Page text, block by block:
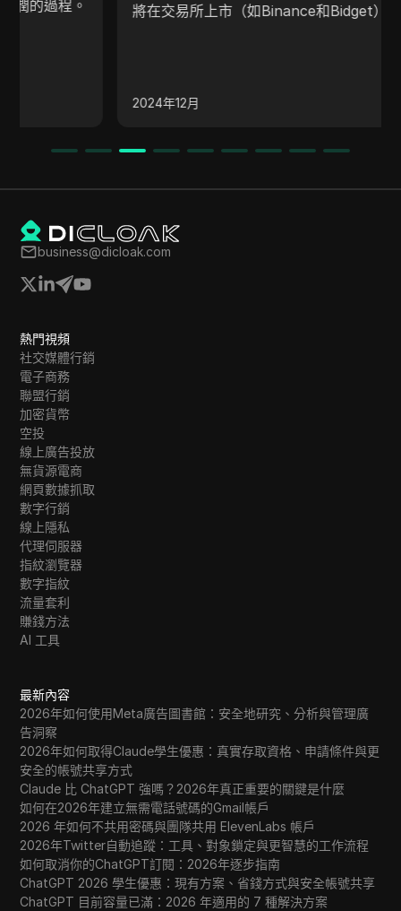
將在交易所上市（如Binance和Bidget），以及在上
business@dicloak.com
熱門視頻
社交媒體行銷
電子商務
聯盟行銷
加密貨幣
空投
線上廣告投放
無貨源電商
網頁數據抓取
數字行銷
線上隱私
代理伺服器
指紋瀏覽器
數字指紋
流量套利
賺錢方法
AI 工具
最新內容
2026年如何使用Meta廣告圖書館：安全地研究、分析與管理廣
告洞察
2026年如何取得Claude學生優惠：真實存取資格、申請條件與更
安全的帳號共享方式
Claude 比 ChatGPT 強嗎？2026年真正重要的關鍵是什麼
如何在2026年建立無需電話號碼的Gmail帳戶
2026 年如何不共用密碼與團隊共用 ElevenLabs 帳戶
2026年Twitter自動追蹤：工具、對象鎖定與更智慧的工作流程
如何取消你的ChatGPT訂閱：2026年逐步指南
ChatGPT 2026 學生優惠：現有方案、省錢方式與安全帳號共享
ChatGPT 目前容量已滿：2026 年適用的 7 種解決方案